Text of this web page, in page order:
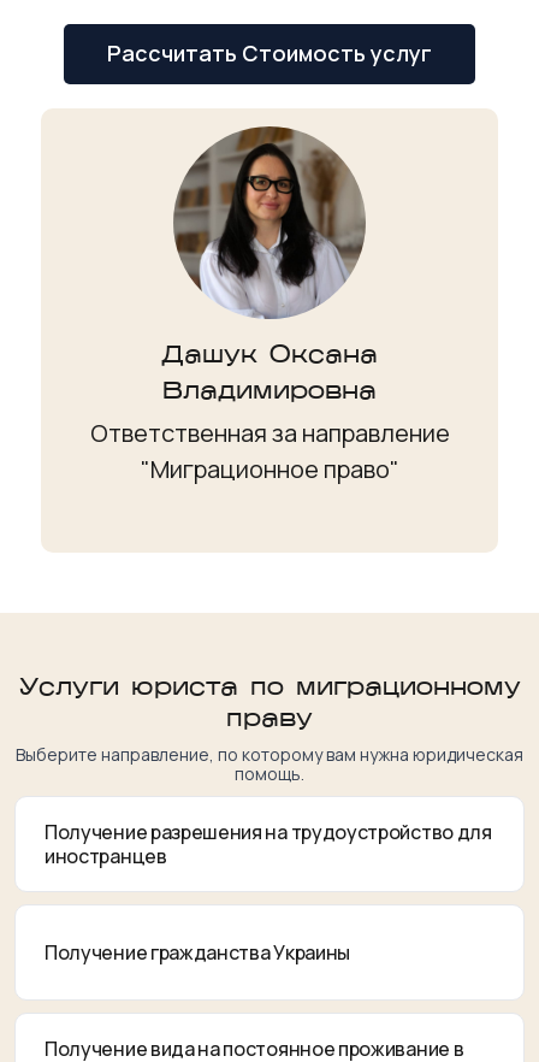
Дашук Оксана
Владимировна
Ответственная за направление
"Миграционное право"
Рассчитать Стоимость услуг
Услуги юриста по миграционному
праву
Выберите направление, по которому вам нужна юридическая
помощь.
Получение разрешения на трудоустройство для
иностранцев
Получение гражданства Украины
Получение вида на постоянное проживание в